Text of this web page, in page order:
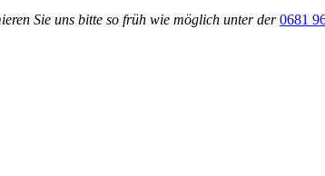
Sie uns bitte so früh wie möglich unter der0681